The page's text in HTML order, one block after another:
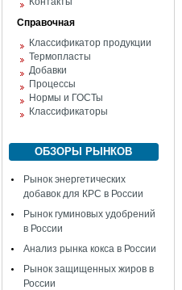
Справочная
Классификатор продукции
Термопласты
Добавки
Процессы
Нормы и ГОСТы
Классификаторы
ОБЗОРЫ РЫНКОВ
Рынок энергетических
добавок для КРС в России
Рынок гуминовых удобрений
в России
Анализ рынка кокса в России
Рынок защищенных жиров в
России